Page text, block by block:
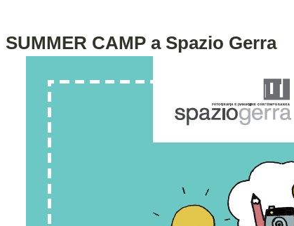
SUMMER CAMP a Spazio Gerra